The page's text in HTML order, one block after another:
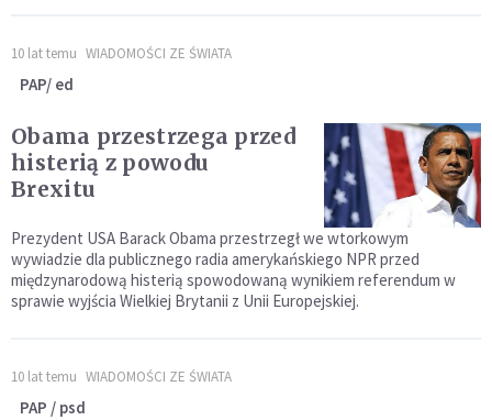
10 lat temu WIADOMOŚCI ZE ŚWIATA
PAP/ ed
Obama przestrzega przed
histerią z powodu
Brexitu
Prezydent USA Barack Obama przestrzegł we wtorkowym
wywiadzie dla publicznego radia amerykańskiego NPR przed
międzynarodową histerią spowodowaną wynikiem referendum w
sprawie wyjścia Wielkiej Brytanii z Unii Europejskiej.
10 lat temu WIADOMOŚCI ZE ŚWIATA
PAP / psd